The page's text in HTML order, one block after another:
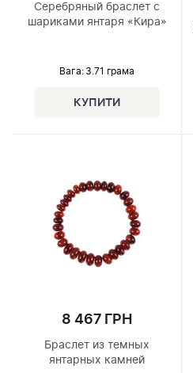
Серебряный браслет с
шариками янтаря «Кира»
Вага: 3.71 грама
8 467 ГРН
Браслет из темных
янтарных камней